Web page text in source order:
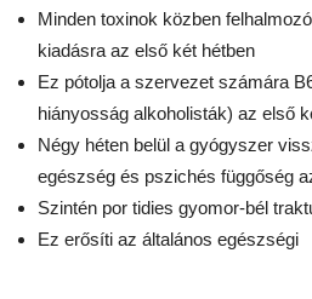
Minden toxinok közben
kiadásra az első két hétben
Ez pótolja a szervezet számára
hiányosság alkoholisták) az első
Négy héten belül a gyógyszer
egészség és pszichés függőség
Szintén por tidies gyomor-bél
Ez erősíti az általános egészségi